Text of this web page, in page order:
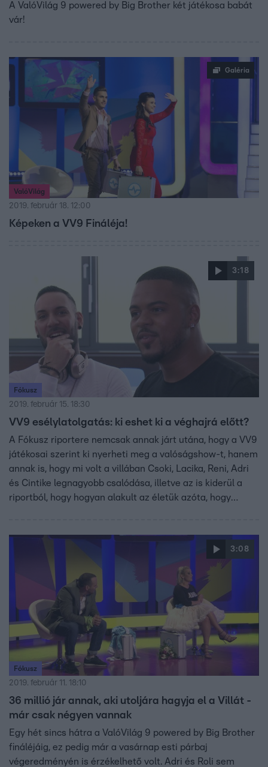
A ValóVilág 9 powered by Big Brother két játékosa babát
vár!
Galéria
ValóVilág
2019. február 18. 12:00
Képeken a VV9 Fináléja!
3:18
Fókusz
2019. február 15. 18:30
VV9 esélylatolgatás: ki eshet ki a véghajrá előtt?
A Fókusz riportere nemcsak annak járt utána, hogy a VV9
játékosai szerint ki nyerheti meg a valóságshow-t, hanem
annak is, hogy mi volt a villában Csoki, Lacika, Reni, Adri
és Cintike legnagyobb csalódása, illetve az is kiderül a
riportból, hogy hogyan alakult az életük azóta, hogy
3:08
Fókusz
2019. február 11. 18:10
36 millió jár annak, aki utoljára hagyja el a Villát -
már csak négyen vannak
Egy hét sincs hátra a ValóVilág 9 powered by Big Brother
fináléjáig, ez pedig már a vasárnap esti párbaj
végeredményén is érzékelhető volt. Adri és Roli sem